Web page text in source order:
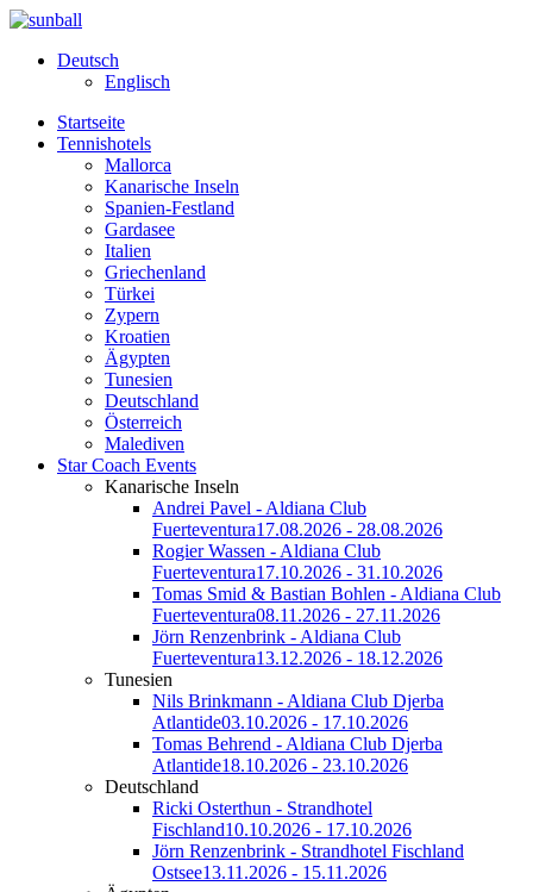
Deutsch
Englisch
Startseite
Tennishotels
Mallorca
Kanarische Inseln
Spanien-Festland
Gardasee
Italien
Griechenland
Türkei
Zypern
Kroatien
Ägypten
Tunesien
Deutschland
Österreich
Malediven
Star Coach Events
Kanarische Inseln
Andrei Pavel - Aldiana Club
Fuerteventura17.08.2026 - 28.08.2026
Rogier Wassen - Aldiana Club
Fuerteventura17.10.2026 - 31.10.2026
Tomas Smid & Bastian Bohlen - Aldiana Club
Fuerteventura08.11.2026 - 27.11.2026
Jörn Renzenbrink - Aldiana Club
Fuerteventura13.12.2026 - 18.12.2026
Tunesien
Nils Brinkmann - Aldiana Club Djerba
Atlantide03.10.2026 - 17.10.2026
Tomas Behrend - Aldiana Club Djerba
Atlantide18.10.2026 - 23.10.2026
Deutschland
Ricki Osterthun - Strandhotel
Fischland10.10.2026 - 17.10.2026
Jörn Renzenbrink - Strandhotel Fischland
Ostsee13.11.2026 - 15.11.2026